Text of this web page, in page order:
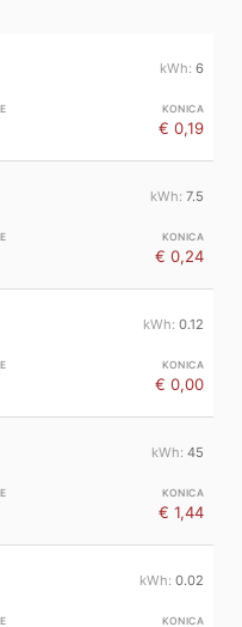
6
€ 0,19
7.5
€ 0,24
0.12
€ 0,00
45
€ 1,44
0.02